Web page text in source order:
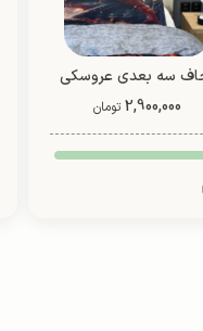
سه بعدی عروسکی
4 تیکه (طرح 5)2,900,000 تومان